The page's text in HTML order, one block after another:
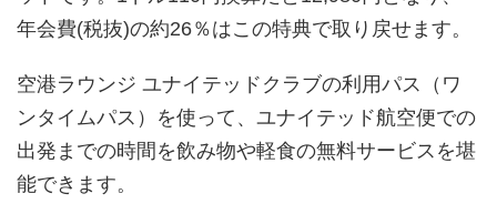
年会費(税抜)の約26％はこの特典で取り戻せます。
空港ラウンジ ユナイテッドクラブの利用パス（ワ
ンタイムパス）を使って、ユナイテッド航空便での
出発までの時間を飲み物や軽食の無料サービスを堪
能できます。